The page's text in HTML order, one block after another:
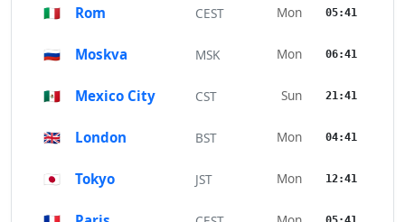
🇮🇹 Rom CEST Mon 05:41
🇷🇺 Moskva MSK Mon 06:41
🇲🇽 Mexico City CST Sun 21:41
🇬🇧 London BST Mon 04:41
🇯🇵 Tokyo JST Mon 12:41